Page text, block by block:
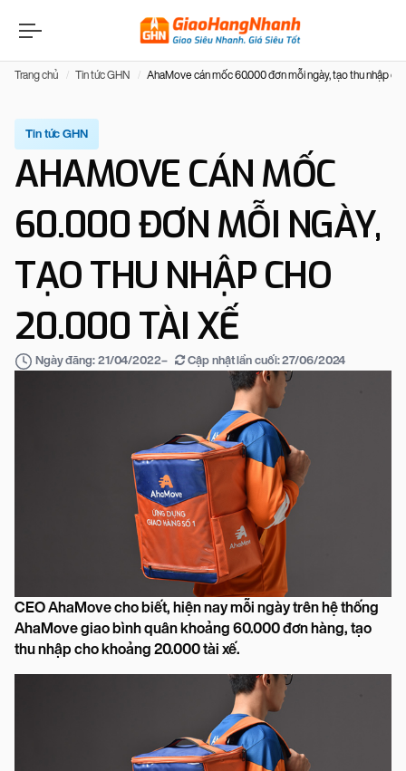
Trang chủ Tin tức GHN AhaMove cán mốc 60.000 đơn mỗi ngày, tạo thu nhập
Tin tức GHN
AHAMOVE CÁN MỐC
60.000 ĐƠN MỖI NGÀY,
TẠO THU NHẬP CHO
20.000 TÀI XẾ
Ngày đăng: 21/04/2022– Cập nhật lần cuối:27/06/2024
CEO AhaMove cho biết, hiện nay mỗi ngày trên hệ thống
AhaMove giao bình quân khoảng 60.000 đơn hàng, tạo
thu nhập cho khoảng 20.000 tài xế.